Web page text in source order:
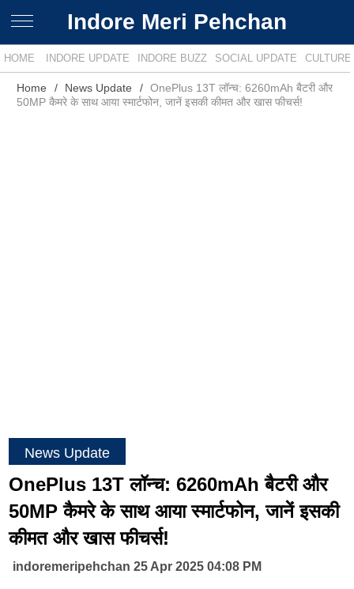
Indore Meri Pehchan
HOME INDORE UPDATE INDORE BUZZ SOCIAL UPDATE
Home News Update
OnePlus 13T लॉन्च: 6260mAh बैटरी और
50MP कैमरे के साथ आया स्मार्टफोन, जानें इसकी कीमत और खास फीचर्स!
News Update
OnePlus 13T लॉन्च: 6260mAh बैटरी और
50MP कैमरे के साथ आया स्मार्टफोन, जानें इसकी
कीमत और खास फीचर्स!
indoremeripehchan 25 Apr 2025 04:08 PM